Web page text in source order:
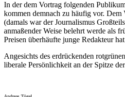
In der dem Vortrag folgenden
kommen demnach zu häufig vor. Dem
(damals war der Journalismus
anmaßender Weise belehrt werde als
Preisen überhäufte junge Redakteur
Angesichts des erdrückenden
liberale Persönlichkeit an der Spitze